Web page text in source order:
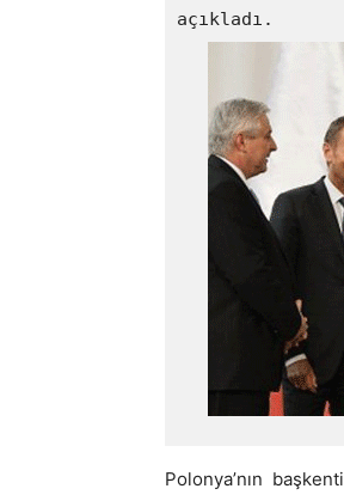
Polonya’nın